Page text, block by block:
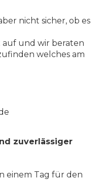
nicht sicher, ob es
auf und wir beraten
welches am
zuverlässiger
einem Tag für den